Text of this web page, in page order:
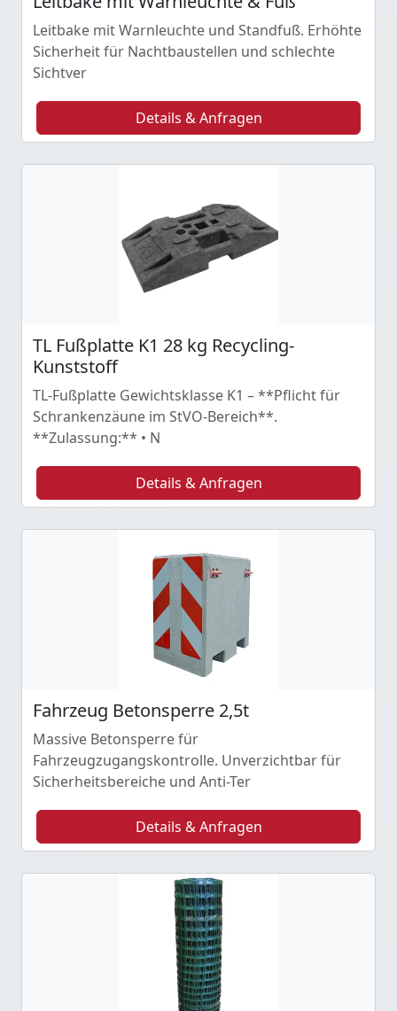
Leitbake mit Warnleuchte und Standfuß. Erhöhte
Sicherheit für Nachtbaustellen und schlechte
Sichtver
Details & Anfragen
TL Fußplatte K1 28 kg Recycling-
Kunststoff
TL-Fußplatte Gewichtsklasse K1 – **Pflicht für
Schrankenzäune im StVO-Bereich**.
**Zulassung:** • N
Details & Anfragen
Fahrzeug Betonsperre 2,5t
Massive Betonsperre für
Fahrzeugzugangskontrolle. Unverzichtbar für
Sicherheitsbereiche und Anti-Ter
Details & Anfragen